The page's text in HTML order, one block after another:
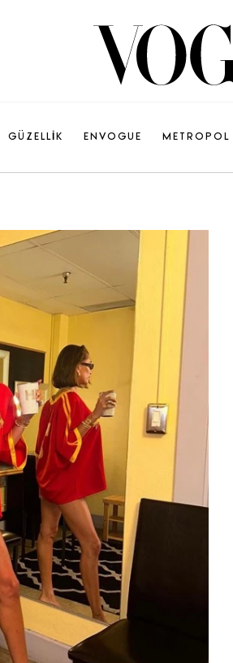
GÜZELLİK ENVOGUE METROPOL